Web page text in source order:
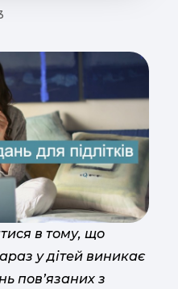
в тому, що
у дітей виникає
пов’язаних з